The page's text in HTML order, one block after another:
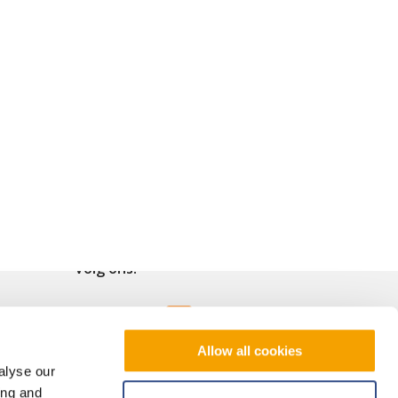
our
and
Allow all cookies
Volg ons!